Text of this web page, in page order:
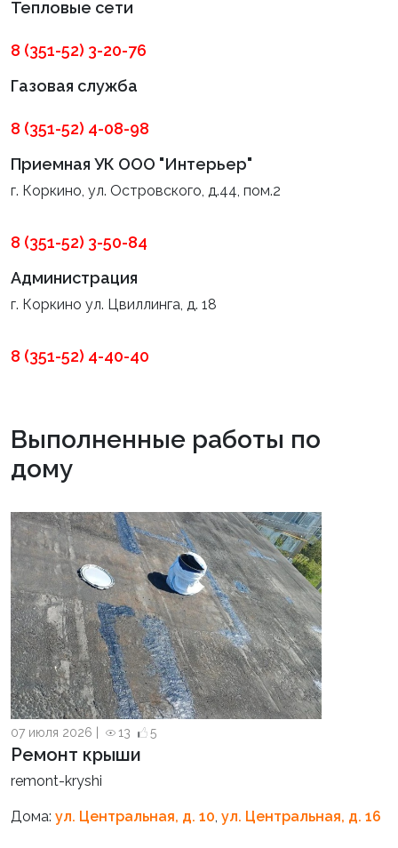
Тепловые сети
8 (351-52) 3-20-76
Газовая служба
8 (351-52) 4-08-98
Приемная УК ООО "Интерьер"
г. Коркино, ул. Островского, д.44, пом.2
8 (351-52) 3-50-84
Администрация
г. Коркино ул. Цвиллинга, д. 18
8 (351-52) 4-40-40
Выполненные работы по
дому
07 июля 2026 | 13 5
Ремонт крыши
remont-kryshi
Дома: ул. Центральная, д. 10, ул. Центральная, д. 16